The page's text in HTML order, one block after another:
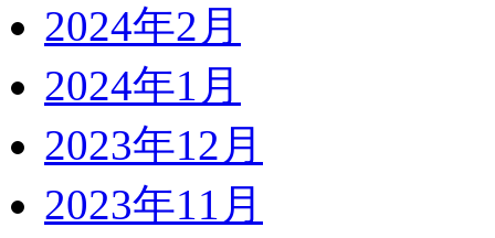
2024年2月
2024年1月
2023年12月
2023年11月